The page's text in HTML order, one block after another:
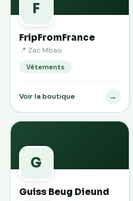
F
FripFromFrance
📍 Zac Mbao
Vêtements
Voir la boutique →
G
Guiss Beug Dieund